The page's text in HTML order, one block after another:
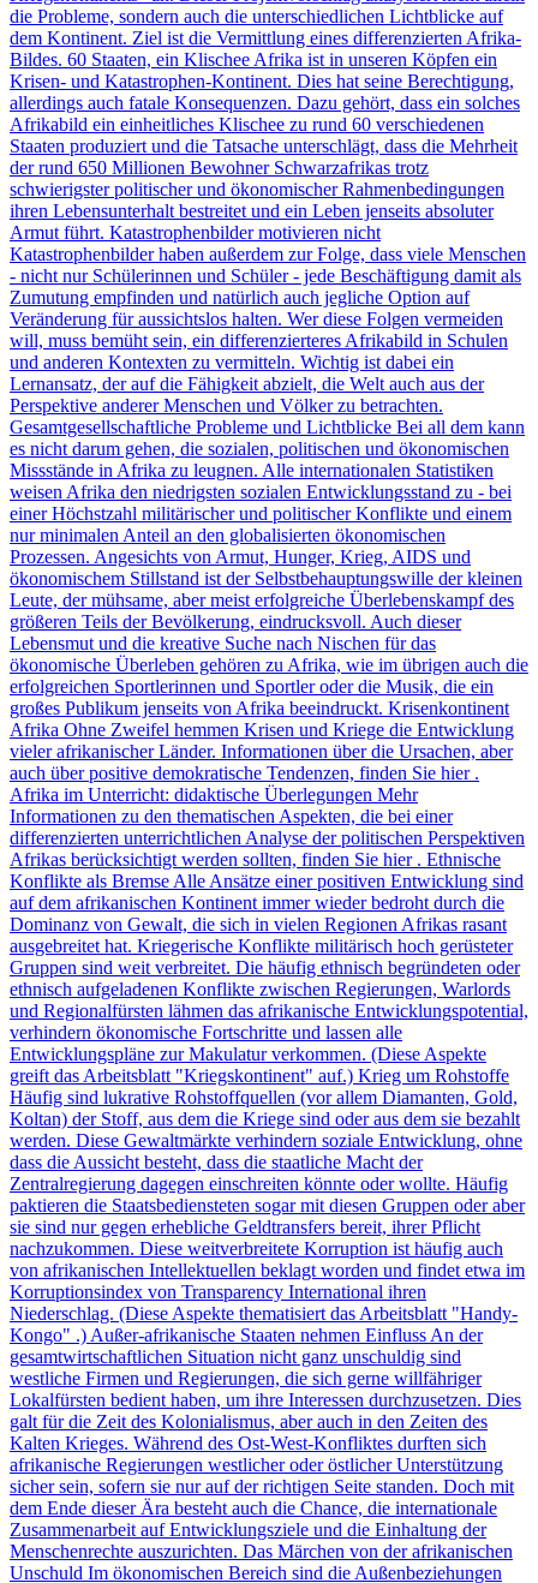
die Probleme, sondern auch die unterschiedlichen Lichtblicke auf
dem Kontinent. Ziel ist die Vermittlung eines differenzierten Afrika-
Bildes. 60 Staaten, ein Klischee Afrika ist in unseren Köpfen ein
Krisen- und Katastrophen-Kontinent. Dies hat seine Berechtigung,
allerdings auch fatale Konsequenzen. Dazu gehört, dass ein solches
Afrikabild ein einheitliches Klischee zu rund 60 verschiedenen
Staaten produziert und die Tatsache unterschlägt, dass die Mehrheit
der rund 650 Millionen Bewohner Schwarzafrikas trotz
schwierigster politischer und ökonomischer Rahmenbedingungen
ihren Lebensunterhalt bestreitet und ein Leben jenseits absoluter
Armut führt. Katastrophenbilder motivieren nicht
Katastrophenbilder haben außerdem zur Folge, dass viele Menschen
- nicht nur Schülerinnen und Schüler - jede Beschäftigung damit als
Zumutung empfinden und natürlich auch jegliche Option auf
Veränderung für aussichtslos halten. Wer diese Folgen vermeiden
will, muss bemüht sein, ein differenzierteres Afrikabild in Schulen
und anderen Kontexten zu vermitteln. Wichtig ist dabei ein
Lernansatz, der auf die Fähigkeit abzielt, die Welt auch aus der
Perspektive anderer Menschen und Völker zu betrachten.
Gesamtgesellschaftliche Probleme und Lichtblicke Bei all dem kann
es nicht darum gehen, die sozialen, politischen und ökonomischen
Missstände in Afrika zu leugnen. Alle internationalen Statistiken
weisen Afrika den niedrigsten sozialen Entwicklungsstand zu - bei
einer Höchstzahl militärischer und politischer Konflikte und einem
nur minimalen Anteil an den globalisierten ökonomischen
Prozessen. Angesichts von Armut, Hunger, Krieg, AIDS und
ökonomischem Stillstand ist der Selbstbehauptungswille der kleinen
Leute, der mühsame, aber meist erfolgreiche Überlebenskampf des
größeren Teils der Bevölkerung, eindrucksvoll. Auch dieser
Lebensmut und die kreative Suche nach Nischen für das
ökonomische Überleben gehören zu Afrika, wie im übrigen auch die
erfolgreichen Sportlerinnen und Sportler oder die Musik, die ein
großes Publikum jenseits von Afrika beeindruckt. Krisenkontinent
Afrika Ohne Zweifel hemmen Krisen und Kriege die Entwicklung
vieler afrikanischer Länder. Informationen über die Ursachen, aber
auch über positive demokratische Tendenzen, finden Sie hier .
Afrika im Unterricht: didaktische Überlegungen Mehr
Informationen zu den thematischen Aspekten, die bei einer
differenzierten unterrichtlichen Analyse der politischen Perspektiven
Afrikas berücksichtigt werden sollten, finden Sie hier . Ethnische
Konflikte als Bremse Alle Ansätze einer positiven Entwicklung sind
auf dem afrikanischen Kontinent immer wieder bedroht durch die
Dominanz von Gewalt, die sich in vielen Regionen Afrikas rasant
ausgebreitet hat. Kriegerische Konflikte militärisch hoch gerüsteter
Gruppen sind weit verbreitet. Die häufig ethnisch begründeten oder
ethnisch aufgeladenen Konflikte zwischen Regierungen, Warlords
und Regionalfürsten lähmen das afrikanische Entwicklungspotential,
verhindern ökonomische Fortschritte und lassen alle
Entwicklungspläne zur Makulatur verkommen. (Diese Aspekte
greift das Arbeitsblatt "Kriegskontinent" auf.) Krieg um Rohstoffe
Häufig sind lukrative Rohstoffquellen (vor allem Diamanten, Gold,
Koltan) der Stoff, aus dem die Kriege sind oder aus dem sie bezahlt
werden. Diese Gewaltmärkte verhindern soziale Entwicklung, ohne
dass die Aussicht besteht, dass die staatliche Macht der
Zentralregierung dagegen einschreiten könnte oder wollte. Häufig
paktieren die Staatsbediensteten sogar mit diesen Gruppen oder aber
sie sind nur gegen erhebliche Geldtransfers bereit, ihrer Pflicht
nachzukommen. Diese weitverbreitete Korruption ist häufig auch
von afrikanischen Intellektuellen beklagt worden und findet etwa im
Korruptionsindex von Transparency International ihren
Niederschlag. (Diese Aspekte thematisiert das Arbeitsblatt "Handy-
Kongo" .) Außer-afrikanische Staaten nehmen Einfluss An der
gesamtwirtschaftlichen Situation nicht ganz unschuldig sind
westliche Firmen und Regierungen, die sich gerne willfähriger
Lokalfürsten bedient haben, um ihre Interessen durchzusetzen. Dies
galt für die Zeit des Kolonialismus, aber auch in den Zeiten des
Kalten Krieges. Während des Ost-West-Konfliktes durften sich
afrikanische Regierungen westlicher oder östlicher Unterstützung
sicher sein, sofern sie nur auf der richtigen Seite standen. Doch mit
dem Ende dieser Ära besteht auch die Chance, die internationale
Zusammenarbeit auf Entwicklungsziele und die Einhaltung der
Menschenrechte auszurichten. Das Märchen von der afrikanischen
Unschuld Im ökonomischen Bereich sind die Außenbeziehungen